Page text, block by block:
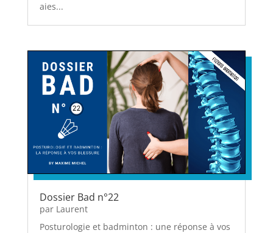
aies...
Dossier Bad n°22
par Laurent
Posturologie et badminton : une réponse à vos